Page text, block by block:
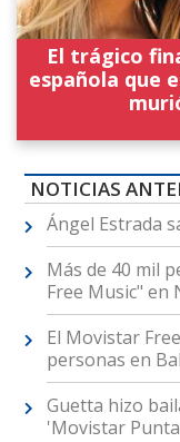
El trágico
española que
NOTICIAS
Ángel Estrada
Más de 40 mil
Free Music" en
El Movistar
personas en
Guetta hizo
'Movistar